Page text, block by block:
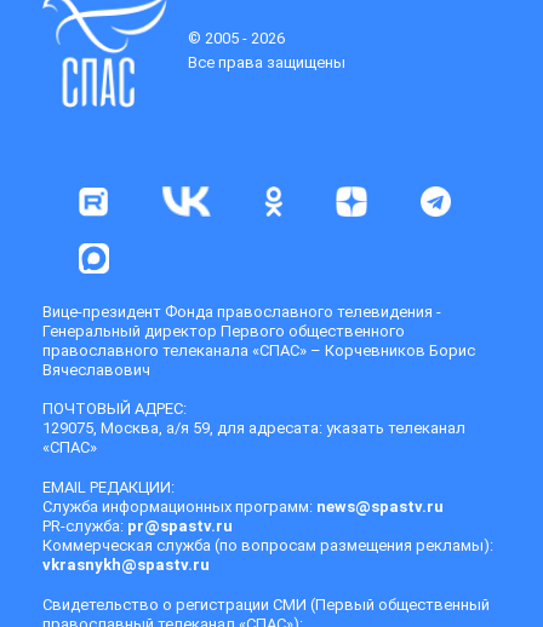
© 2005 - 2026
Все права защищены
Вице-президент Фонда православного телевидения -
Генеральный директор Первого общественного
православного телеканала «СПАС» – Корчевников Борис
Вячеславович
ПОЧТОВЫЙ АДРЕС:
129075, Москва, а/я 59, для адресата: указать телеканал
«СПАС»
EMAIL РЕДАКЦИИ:
Служба информационных программ: news@spastv.ru
PR-служба: pr@spastv.ru
Коммерческая служба (по вопросам размещения рекламы):
vkrasnykh@spastv.ru
Свидетельство о регистрации СМИ (Первый общественный